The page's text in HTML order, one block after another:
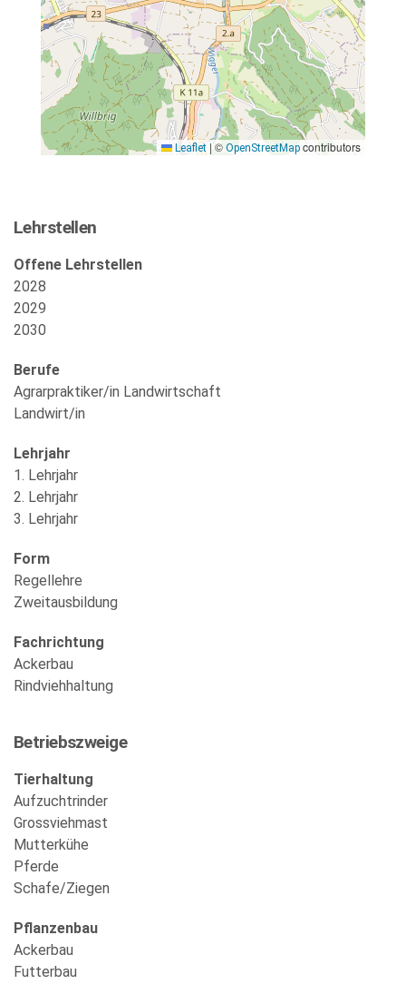
Leaflet | © OpenStreetMap contributors
Lehrstellen
Offene Lehrstellen
2028
2029
2030
Berufe
Agrarpraktiker/in Landwirtschaft
Landwirt/in
Lehrjahr
1. Lehrjahr
2. Lehrjahr
3. Lehrjahr
Form
Regellehre
Zweitausbildung
Fachrichtung
Ackerbau
Rindviehhaltung
Betriebszweige
Tierhaltung
Aufzuchtrinder
Grossviehmast
Mutterkühe
Pferde
Schafe/Ziegen
Pflanzenbau
Ackerbau
Futterbau